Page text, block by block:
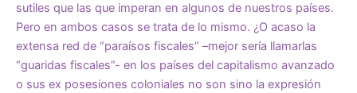
sutiles que las que imperan en algunos de nuestros países.
Pero en ambos casos se trata de lo mismo. ¿O acaso la
extensa red de “paraísos fiscales” –mejor sería llamarlas
“guaridas fiscales”- en los países del capitalismo avanzado
o sus ex posesiones coloniales no son sino la expresión